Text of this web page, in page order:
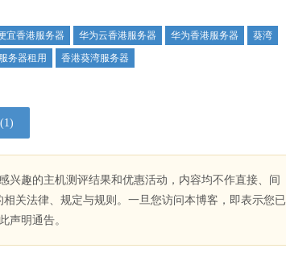
宜香港服务器 华为云香港服务器 华为香港服务器
葵湾
务器租用 香港葵湾服务器
1)
兴趣的主机测评结果和优惠活动，内容均不作直接、间
关法律、规定与规则。一旦您访问本博客，即表示您已
声明通告。